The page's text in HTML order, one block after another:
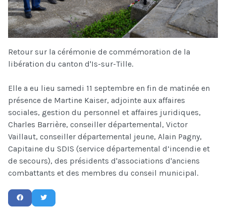
Retour sur la cérémonie de commémoration de la
libération du canton d'Is-sur-Tille.
Elle a eu lieu samedi 11 septembre en fin de matinée en
présence de Martine Kaiser, adjointe aux affaires
sociales, gestion du personnel et affaires juridiques,
Charles Barrière, conseiller départemental, Victor
Vaillaut, conseiller départemental jeune, Alain Pagny,
Capitaine du SDIS (service départemental d’incendie et
de secours), des présidents d'associations d'anciens
combattants et des membres du conseil municipal.